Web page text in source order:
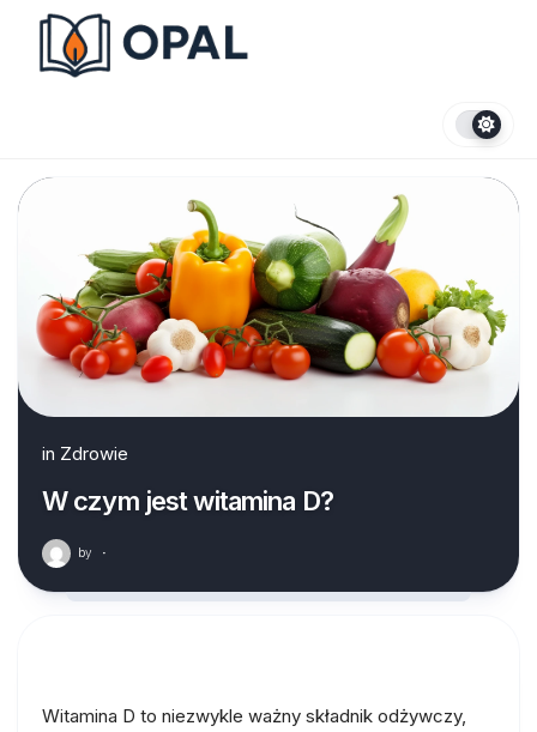
content
in Zdrowie
W czym jest witamina D?
by ·
Witamina D to niezwykle ważny składnik odżywczy,